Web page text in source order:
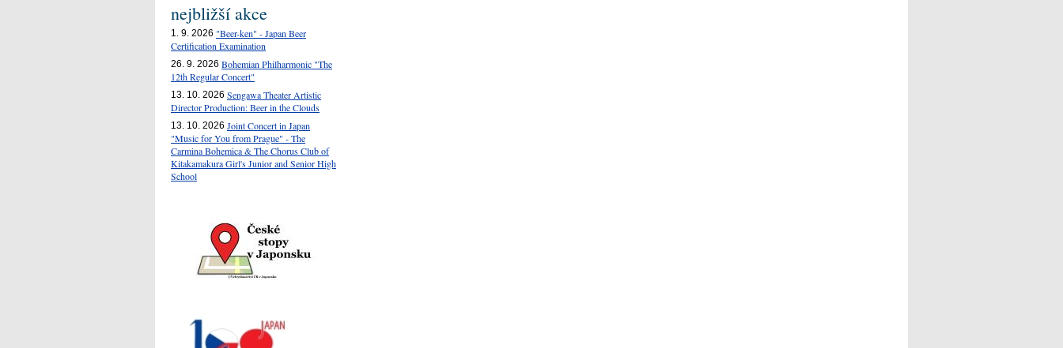
nejbližší akce
1. 9. 2026 "Beer-ken" - Japan Beer
Certification Examination
26. 9. 2026 Bohemian Philharmonic "The
12th Regular Concert"
13. 10. 2026 Sengawa Theater Artistic
Director Production: Beer in the Clouds
13. 10. 2026 Joint Concert in Japan
"Music for You from Prague" - The
Carmina Bohemica & The Chorus Club of
Kitakamakura Girl's Junior and Senior High
School